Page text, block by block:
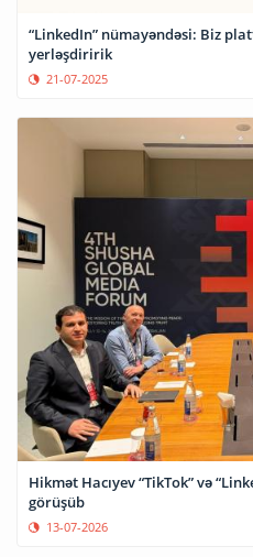
“LinkedIn” nümayəndəsi: Biz
yerləşdiririk
21-07-2025
Hikmət Hacıyev “TikTok” və
görüşüb
13-07-2026